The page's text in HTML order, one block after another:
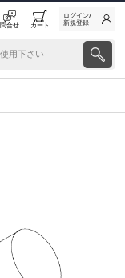
問合せ カート
ログイン/
新規登録